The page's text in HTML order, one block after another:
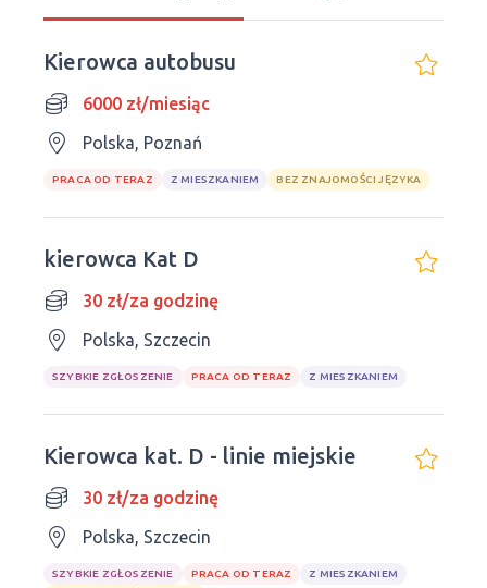
Kierowca autobusu
6000 zł/miesiąc
Polska, Poznań
PRACA OD TERAZ Z MIESZKANIEM BEZ ZNAJOMOŚCI JĘZYKA
kierowca Kat D
30 zł/za godzinę
Polska, Szczecin
SZYBKIE ZGŁOSZENIE PRACA OD TERAZ Z MIESZKANIEM
Kierowca kat. D - linie miejskie
30 zł/za godzinę
Polska, Szczecin
SZYBKIE ZGŁOSZENIE PRACA OD TERAZ
Z MIESZKANIEM